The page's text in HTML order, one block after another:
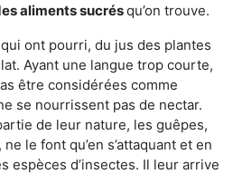
aliments sucrésqu’on trouve.
ont pourri, du jus des plantes
Ayant une langue trop courte,
être considérées comme
se nourrissent pas de nectar.
de leur nature, les guêpes,
le font qu’en s’attaquant et en
espèces d’insectes. Il leur arrive